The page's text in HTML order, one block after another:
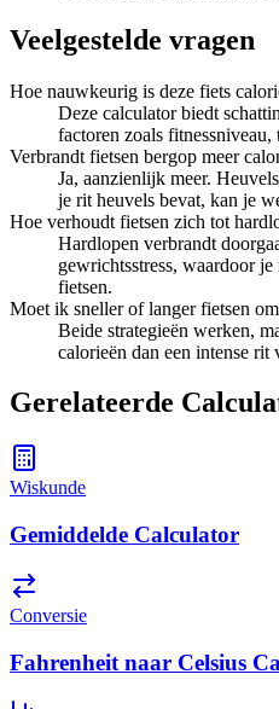
Veelgestelde vragen
Hoe nauwkeurig is deze fiets
Deze calculator biedt
factoren zoals
Verbrandt fietsen bergop meer
Ja, aanzienlijk meer.
je rit heuvels bevat, kan je
Hoe verhoudt fietsen zich tot
Hardlopen verbrandt
gewrichtsstress, waardoor
fietsen.
Moet ik sneller of langer fietsen
Beide strategieën werken,
calorieën dan een intense
Gerelateerde
Wiskunde
Gemiddelde Calculator
Conversie
Fahrenheit naar Celsius